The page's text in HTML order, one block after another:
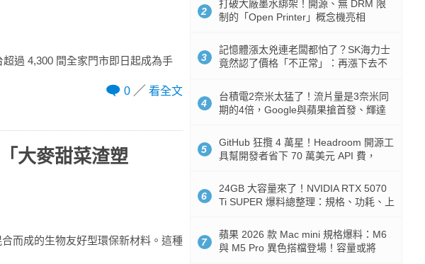
過 4,300 間全家門市即日起成為手
0
看全文
大麥甜菜渣塑
而成的生物友好型環保新材料。這種
2
打破大廠墨水綁架！開源、無 DRM 限
制的「Open Printer」概念機亮相
3
記憶體漲太兇連老闆都怕了？SK海力士
竟然認了價格「不正常」：再漲下去不
4
台積電2奈米太猛了！流片量是3奈米同
期的4倍，Google與蘋果搶首發、輝達
5
GitHub 狂攬 4 萬星！Headroom 開源工
具幫開發者省下 70 萬美元 API 費，
6
24GB 大容量來了！NVIDIA RTX 5070
Ti SUPER 爆料總整理：規格、功耗、上
7
蘋果 2026 款 Mac mini 規格爆料：M6
與 M5 Pro 異色搭檔登場！容量或將